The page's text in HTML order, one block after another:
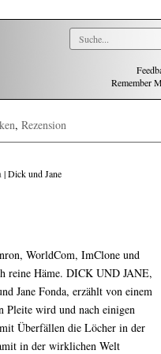
Remember
, Rezension
| Dick und Jane
WorldCom, ImClone und
reine Häme. DICK UND JANE,
Jane Fonda, erzählt von einem
Pleite wird und nach einigen
Überfällen die Löcher in der
in der wirklichen Welt